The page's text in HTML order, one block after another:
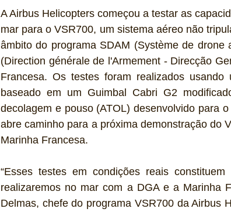
A Airbus Helicopters começou a testar as
mar para o VSR700, um sistema aéreo não
âmbito do programa SDAM (Système de
(Direction générale de l'Armement - Direcção
Francesa. Os testes foram realizados
baseado em um Guimbal Cabri G2
decolagem e pouso (ATOL) desenvolvido para
abre caminho para a próxima demonstração do
Marinha Francesa.
“Esses testes em condições reais
realizaremos no mar com a DGA e a Marinha
Delmas, chefe do programa VSR700 da Airbus